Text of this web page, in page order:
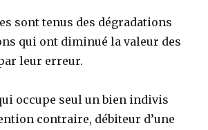
sont tenus des dégradations
qui ont diminué la valeur des
leur erreur.
occupe seul un bien indivis
contraire, débiteur d’une